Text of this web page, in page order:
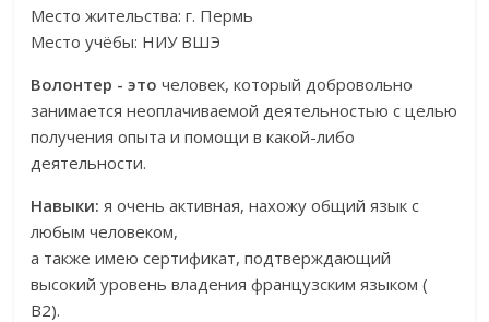
Место жительства: г. Пермь
Место учёбы: НИУ ВШЭ
Волонтер - это человек, который добровольно
занимается неоплачиваемой деятельностью с целью
получения опыта и помощи в какой-либо
деятельности.
Навыки: я очень активная, нахожу общий язык с
любым человеком,
а также имею сертификат, подтверждающий
высокий уровень владения французским языком (
B2).